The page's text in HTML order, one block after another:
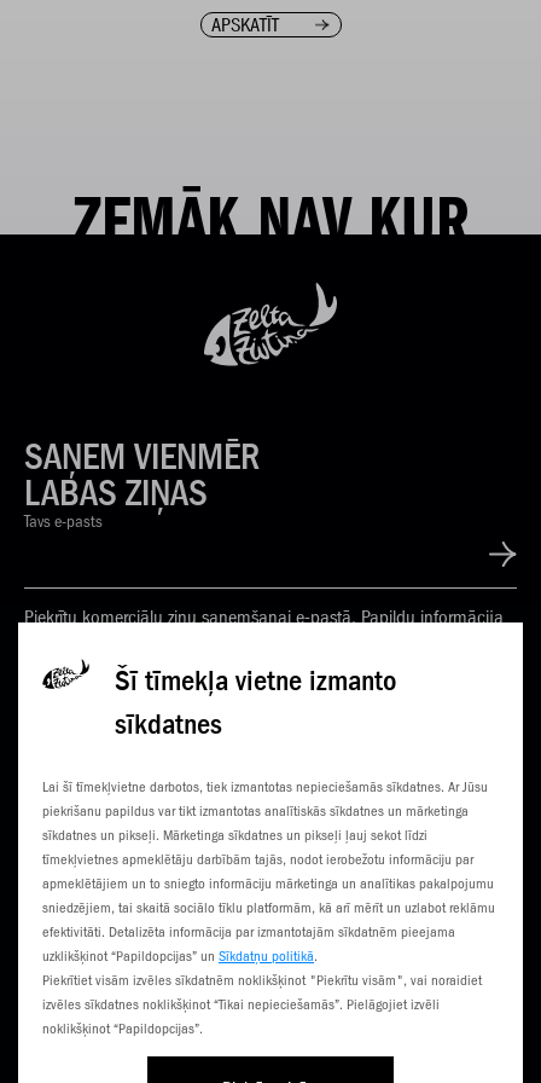
Šī tīmekļa vietne izmanto
sīkdatnes
Lai šī tīmekļvietne darbotos, tiek izmantotas nepieciešamās sīkdatnes. Ar Jūsu
piekrišanu papildus var tikt izmantotas analītiskās sīkdatnes un mārketinga
sīkdatnes un pikseļi. Mārketinga sīkdatnes un pikseļi ļauj sekot līdzi
tīmekļvietnes apmeklētāju darbībām tajās, nodot ierobežotu informāciju par
apmeklētājiem un to sniegto informāciju mārketinga un analītikas pakalpojumu
sniedzējiem, tai skaitā sociālo tīklu platformām, kā arī mērīt un uzlabot reklāmu
efektivitāti. Detalizēta informācija par izmantotajām sīkdatnēm pieejama
uzklikšķinot “Papildopcijas” un Sīkdatņu politikā.
Piekrītiet visām izvēles sīkdatnēm noklikšķinot "Piekrītu visām", vai noraidiet
izvēles sīkdatnes noklikšķinot “Tikai nepieciešamās”. Pielāgojiet izvēli
noklikšķinot “Papildopcijas”.
APSKATĪT
ZEMĀK NAV KUR
SAŅEM VIENMĒR
LABAS ZIŅAS
Tavs e-pasts
Piekrītu komerciālu ziņu saņemšanai e-pastā. Papildu informācija
KLIENTU CENTRI
SŪTI SMS
ČEMPIONĀTS
3G NORIETS
TŪRISTIEM